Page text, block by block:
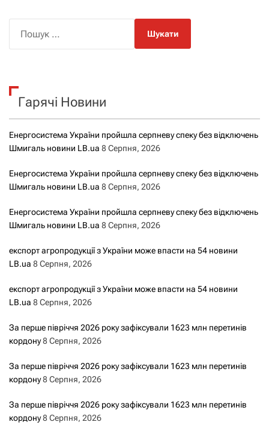
к
Гарячі Новини
Енергосистема України пройшла серпневу спеку без відключень
Шмигаль новини LB.ua 8 Серпня, 2026
Енергосистема України пройшла серпневу спеку без відключень
Шмигаль новини LB.ua 8 Серпня, 2026
Енергосистема України пройшла серпневу спеку без відключень
Шмигаль новини LB.ua 8 Серпня, 2026
експорт агропродукції з України може впасти на 54 новини
LB.ua 8 Серпня, 2026
експорт агропродукції з України може впасти на 54 новини
LB.ua 8 Серпня, 2026
За перше півріччя 2026 року зафіксували 1623 млн перетинів
кордону8 Серпня, 2026
За перше півріччя 2026 року зафіксували 1623 млн перетинів
кордону8 Серпня, 2026
За перше півріччя 2026 року зафіксували 1623 млн перетинів
кордону8 Серпня, 2026